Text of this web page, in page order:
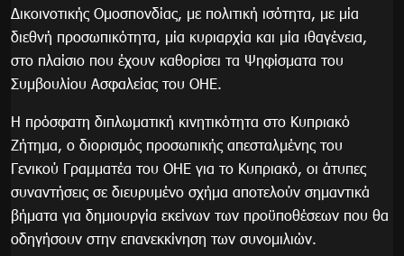
Δικοινοτικής Ομοσπονδίας, με πολιτική ισότητα, με μία
διεθνή προσωπικότητα, μία κυριαρχία και μία ιθαγένεια,
στο πλαίσιο που έχουν καθορίσει τα Ψηφίσματα του
Συμβουλίου Ασφαλείας του ΟΗΕ.
Η πρόσφατη διπλωματική κινητικότητα στο Κυπριακό
Ζήτημα, ο διορισμός προσωπικής απεσταλμένης του
Γενικού Γραμματέα του ΟΗΕ για το Κυπριακό, οι άτυπες
συναντήσεις σε διευρυμένο σχήμα αποτελούν σημαντικά
βήματα για δημιουργία εκείνων των προϋποθέσεων που θα
οδηγήσουν στην επανεκκίνηση των συνομιλιών.